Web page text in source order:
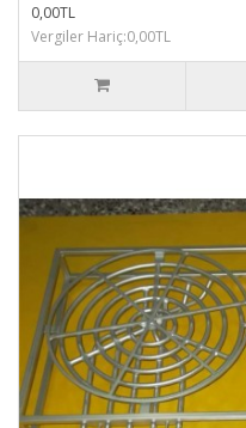
0,00TL
Vergiler Hariç:0,00TL